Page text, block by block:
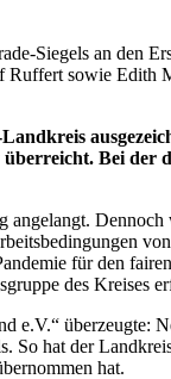
Siegels an den
Ruffert sowie Edith
Bei der
angelangt.
für den
des Kreises
e.V.“ überzeugte:
So hat der
hat.